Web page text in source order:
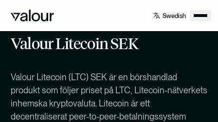
Valour Litecoin SEK
Valour Litecoin (LTC) SEK är en börshandlad
produkt som följer priset på LTC, Litecoin-nätverkets
inhemska kryptovaluta. Litecoin är ett
decentraliserat peer-to-peer-betalningssystem